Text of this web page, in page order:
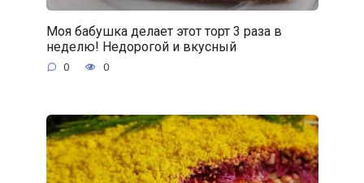
Моя бабушка делает этот торт 3 раза в
неделю! Недорогой и вкусный
0 0